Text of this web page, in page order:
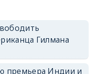
Гилмана
премьера Индии и